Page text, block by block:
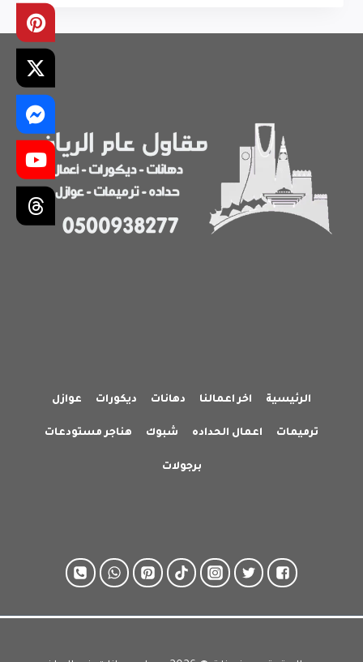
حي
القيروان
الرئيسية اخر اعمالنا دهانات ديكورات عوازل
ترميمات اعمال الحداده شبوك هناجر مستودعات
برجولات